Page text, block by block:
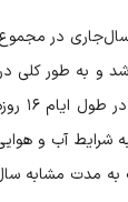
مدت مشابه